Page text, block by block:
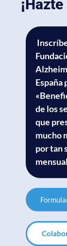
España
de los
que
mucho
por tan